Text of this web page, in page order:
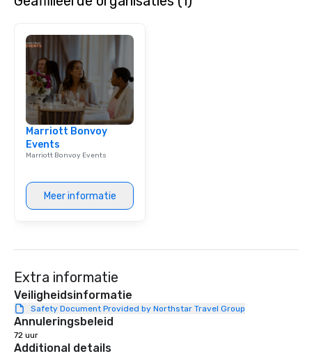
Marriott Bonvoy
Events
Marriott Bonvoy Events
Meer informatie
Extra informatie
Veiligheidsinformatie
Safety Document Provided by Northstar Travel Group
Annuleringsbeleid
72 uur
Additional details